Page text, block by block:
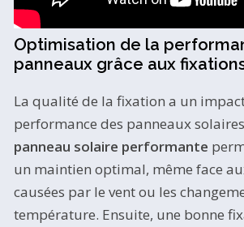
Optimisation de la
panneaux grâce aux
La qualité de la fixation a un
performance des panneaux
panneau solaire performante
un maintien optimal, même face
causées par le vent ou les
température. Ensuite, une bonne